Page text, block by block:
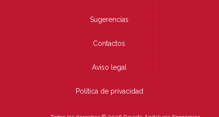
Sugerencias
Contactos
Aviso legal
Política de privacidad